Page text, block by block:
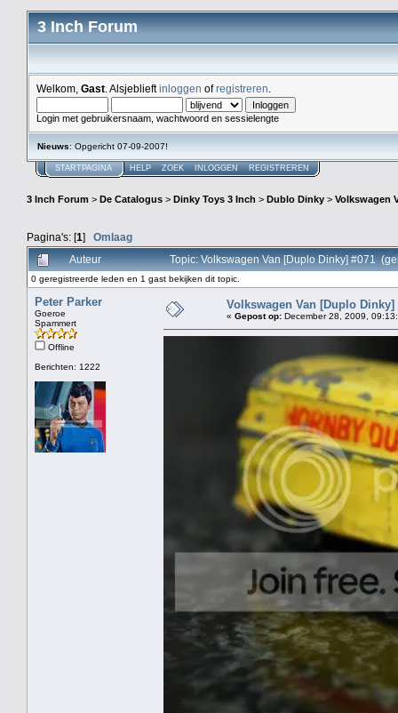
3 Inch Forum
Welkom, Gast . Alsjeblieftinloggen ofregistreren
Login met gebruikersnaam, wachtwoord en sessielengte
Nieuws: Opgericht 07-09-2007!
STARTPAGINA HELP ZOEK INLOGGEN REGISTREREN
3 Inch Forum > De Catalogus > Dinky Toys 3 Inch > Dublo Dinky > Volkswagen
Pagina's: [1] Omlaag
Auteur
Topic: Volkswagen Van [Duplo Dinky] #071
0 geregistreerde leden en 1 gast bekijken dit topic.
Peter Parker
Goeroe
Spammert
Offline
Berichten: 1222
Volkswagen Van [Duplo Dinky]
« Gepost op: December 28, 2009,